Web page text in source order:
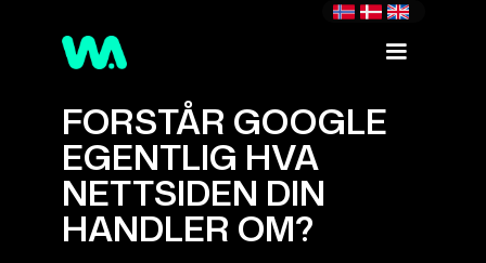
FORSTÅR GOOGLE
EGENTLIG HVA
NETTSIDEN DIN
HANDLER OM?